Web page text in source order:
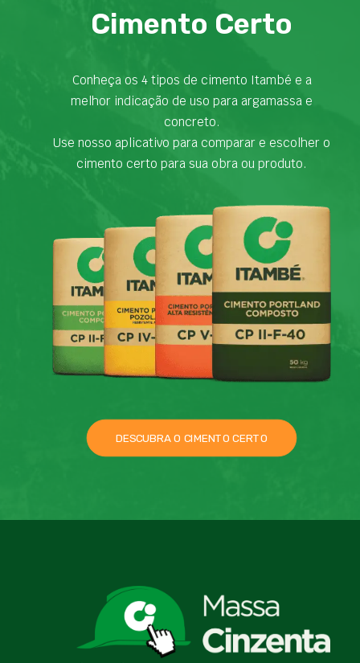
Cimento Certo
Conheça os 4 tipos de cimento Itambé e a
melhor indicação de uso para argamassa e
concreto.
Use nosso aplicativo para comparar e escolher o
cimento certo para sua obra ou produto.
DESCUBRA O CIMENTO CERTO